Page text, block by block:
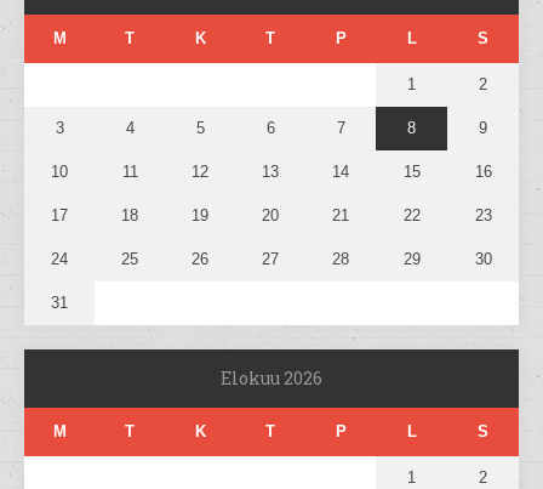
M T K T P L S
1 2
3 4 5 6 7 8 9
10 11 12 13 14 15 16
17 18 19 20 21 22 23
24 25 26 27 28 29 30
31
Elokuu 2026
M T K T P L S
1 2